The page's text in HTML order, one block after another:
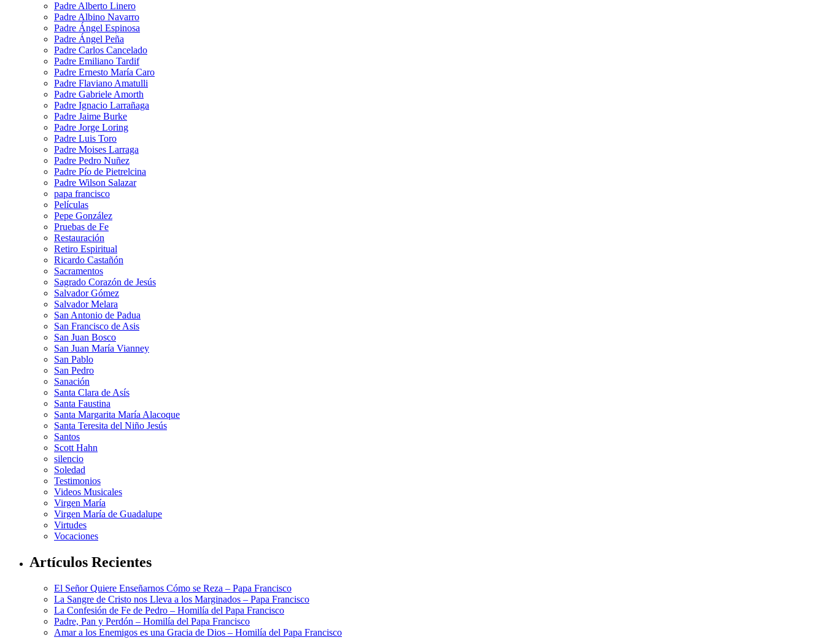
Padre Alberto Linero
Padre Albino Navarro
Padre Ángel Espinosa
Padre Ángel Peña
Padre Carlos Cancelado
Padre Emiliano Tardif
Padre Ernesto María Caro
Padre Flaviano Amatulli
Padre Gabriele Amorth
Padre Ignacio Larrañaga
Padre Jaime Burke
Padre Jorge Loring
Padre Luis Toro
Padre Moises Larraga
Padre Pedro Nuñez
Padre Pío de Pietrelcina
Padre Wilson Salazar
papa francisco
Películas
Pepe González
Pruebas de Fe
Restauración
Retiro Espiritual
Ricardo Castañón
Sacramentos
Sagrado Corazón de Jesús
Salvador Gómez
Salvador Melara
San Antonio de Padua
San Francisco de Asis
San Juan Bosco
San Juan María Vianney
San Pablo
San Pedro
Sanación
Santa Clara de Asís
Santa Faustina
Santa Margarita María Alacoque
Santa Teresita del Niño Jesús
Santos
Scott Hahn
silencio
Soledad
Testimonios
Videos Musicales
Virgen María
Virgen María de Guadalupe
Virtudes
Vocaciones
Artículos Recientes
El Señor Quiere Enseñarnos Cómo se Reza – Papa Francisco
La Sangre de Cristo nos Lleva a los Marginados – Papa Francisco
La Confesión de Fe de Pedro – Homilía del Papa Francisco
Padre, Pan y Perdón – Homilía del Papa Francisco
Amar a los Enemigos es una Gracia de Dios – Homilía del Papa Francisco